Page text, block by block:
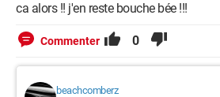
ca alors !! j'en reste bouche bée !!!
Commenter 0
beachcomberz